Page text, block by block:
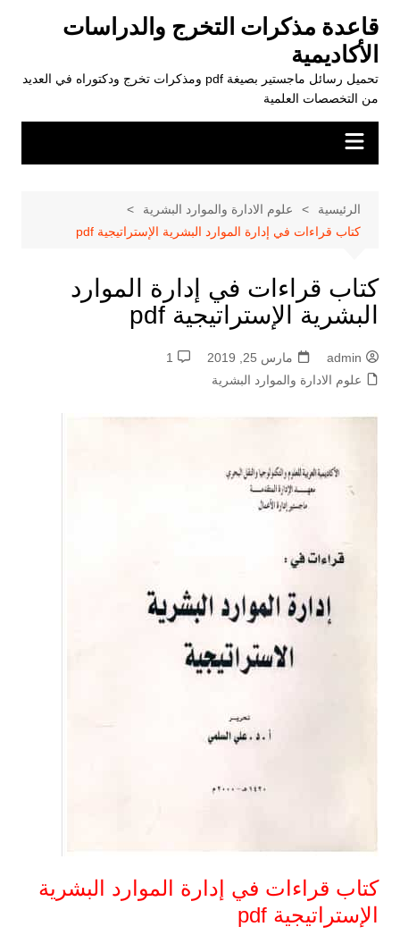
المحتوى
قاعدة مذكرات التخرج والدراسات
الأكاديمية
تحميل رسائل ماجستير بصيغة pdf ومذكرات تخرج ودكتوراه في العديد
من التخصصات العلمية
الرئيسية
علوم الادارة والموارد البشرية
كتاب قراءات في إدارة الموارد البشرية الإستراتيجية pdf
كتاب قراءات في إدارة الموارد
البشرية الإستراتيجية pdf
admin مارس 25, 2019
1
علوم الادارة والموارد البشرية
كتاب قراءات في إدارة الموارد البشرية
الإستراتيجية pdf